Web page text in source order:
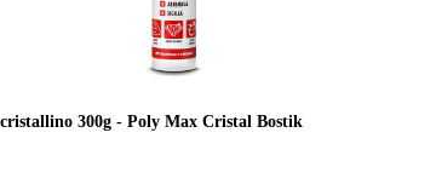
300g - Poly Max Cristal Bostik